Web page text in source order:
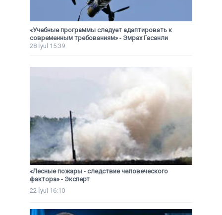
«Учебные программы следует адаптировать к
современным требованиям» - Эмрах Гасанли
28 İyul 15:39
«Лесные пожары - следствие человеческого
фактора» - Эксперт
22 İyul 16:10